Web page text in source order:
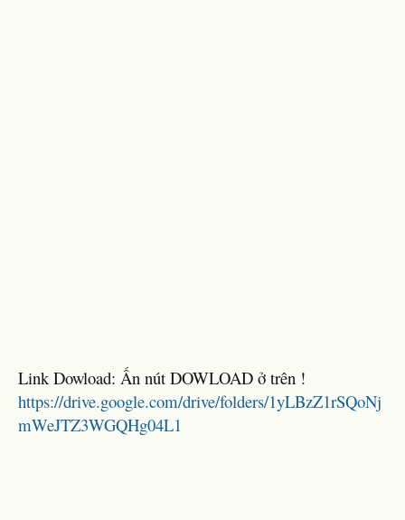
Link Dowload: Ấn nút DOWLOAD ở trên !
https://drive.google.com/drive/folders/1yLBzZ1rSQoNj
mWeJTZ3WGQHg04L1